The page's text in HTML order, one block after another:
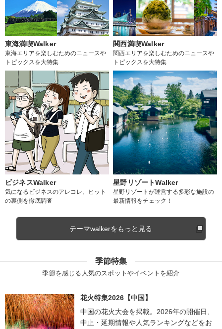
東海満喫Walker
東海エリアを楽しむためのニュースや
トピックスを大特集
関西満喫Walker
関西エリアを楽しむためのニュースや
トピックスを大特集
ビジネスWalker
気になるビジネスのアレコレ、ヒット
の裏側を徹底調査
星野リゾートWalker
星野リゾートが運営する多彩な施設の
最新情報をチェック！
テーマwalkerをもっと見る
季節特集
季節を感じる人気のスポットやイベントを紹介
花火特集2026【中国】
中国の花火大会を掲載。2026年の開催日、
中止・延期情報や人気ランキングなどをお